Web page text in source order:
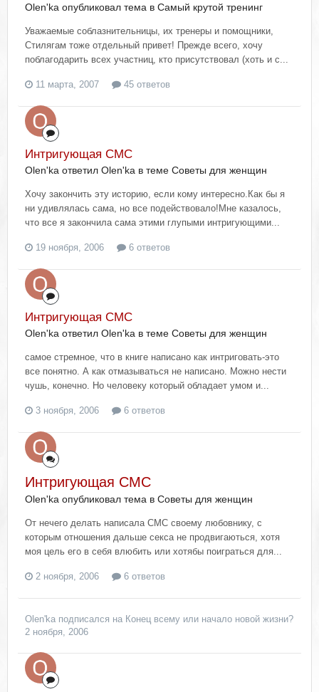
Olen'ka опубликовал тема в Самый крутой тренинг
Уважаемые соблазнительницы, их тренеры и помощники,
Стилягам тоже отдельный привет! Прежде всего, хочу
поблагодарить всех участниц, кто присутствовал (хоть и с...
11 марта, 2007 45 ответов
Интригующая СМС
Olen'ka ответил Olen'ka в теме Советы для женщин
Хочу закончить эту историю, если кому интересно.Как бы я
ни удивлялась сама, но все подействовало!Мне казалось,
что все я закончила сама этими глупыми интригующими...
19 ноября, 2006 6 ответов
Интригующая СМС
Olen'ka ответил Olen'ka в теме Советы для женщин
самое стремное, что в книге написано как интриговать-это
все понятно. А как отмазываться не написано. Можно нести
чушь, конечно. Но человеку который обладает умом и...
3 ноября, 2006 6 ответов
Интригующая СМС
Olen'ka опубликовал тема в Советы для женщин
От нечего делать написала СМС своему любовнику, с
которым отношения дальше секса не продвигаються, хотя
моя цель его в себя влюбить или хотябы поиграться для...
2 ноября, 2006 6 ответов
Olen'ka подписался на Конец всему или начало новой жизни?
2 ноября, 2006